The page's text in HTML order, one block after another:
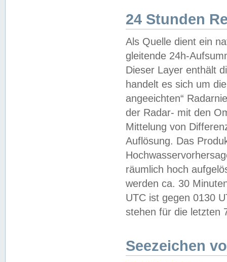
24 Stunden
Als Quelle dient ein
gleitende 24h-
Dieser Layer enthält
handelt es sich um
angeeichten“
der Radar- mit den
Mittelung von
Auflösung. Das
räumlich hoch
werden ca. 30
UTC ist gegen 0130
stehen für die letzten
Seezeichen